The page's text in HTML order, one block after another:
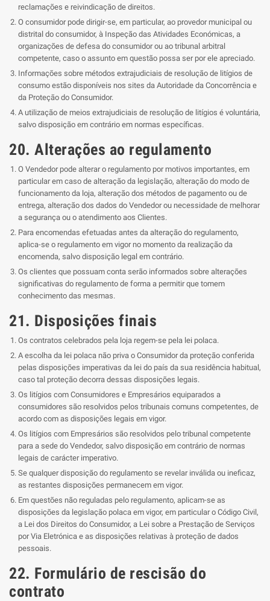
reclamações e reivindicação de direitos.
O consumidor pode dirigir-se, em particular, ao provedor municipal ou
distrital do consumidor, à Inspeção das Atividades Económicas, a
organizações de defesa do consumidor ou ao tribunal arbitral
competente, caso o assunto em questão possa ser por ele apreciado.
Informações sobre métodos extrajudiciais de resolução de litígios de
consumo estão disponíveis nos sites da Autoridade da Concorrência e
da Proteção do Consumidor.
A utilização de meios extrajudiciais de resolução de litígios é voluntária,
salvo disposição em contrário em normas específicas.
20. Alterações ao regulamento
O Vendedor pode alterar o regulamento por motivos importantes, em
particular em caso de alteração da legislação, alteração do modo de
funcionamento da loja, alteração dos métodos de pagamento ou de
entrega, alteração dos dados do Vendedor ou necessidade de melhorar
a segurança ou o atendimento aos Clientes.
Para encomendas efetuadas antes da alteração do regulamento,
aplica-se o regulamento em vigor no momento da realização da
encomenda, salvo disposição legal em contrário.
Os clientes que possuam conta serão informados sobre alterações
significativas do regulamento de forma a permitir que tomem
conhecimento das mesmas.
21. Disposições finais
Os contratos celebrados pela loja regem-se pela lei polaca.
A escolha da lei polaca não priva o Consumidor da proteção conferida
pelas disposições imperativas da lei do país da sua residência habitual,
caso tal proteção decorra dessas disposições legais.
Os litígios com Consumidores e Empresários equiparados a
consumidores são resolvidos pelos tribunais comuns competentes, de
acordo com as disposições legais em vigor.
Os litígios com Empresários são resolvidos pelo tribunal competente
para a sede do Vendedor, salvo disposição em contrário de normas
legais de carácter imperativo.
Se qualquer disposição do regulamento se revelar inválida ou ineficaz,
as restantes disposições permanecem em vigor.
Em questões não reguladas pelo regulamento, aplicam-se as
disposições da legislação polaca em vigor, em particular o Código Civil,
a Lei dos Direitos do Consumidor, a Lei sobre a Prestação de Serviços
por Via Eletrónica e as disposições relativas à proteção de dados
pessoais.
22. Formulário de rescisão do
contrato